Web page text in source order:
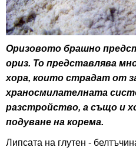
Оризовото брашно
ориз. То представлява
хора, които страдат от
храносмилателната
разстройство, а също и
подуване на корема.
Липсата на глутен -